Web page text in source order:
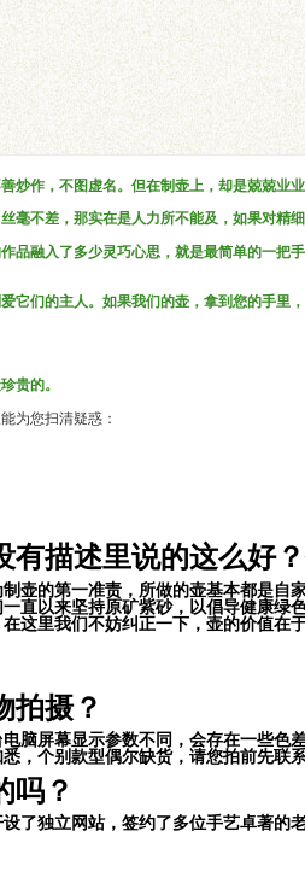
炒作，不图虚名。但在制壶上，却是兢兢业业
毫不差，那实在是人力所不能及，如果对精
品融入了多少灵巧心思，就是最简单的一把
它们的主人。如果我们的壶，拿到您的手里
贵的。
为您扫清疑惑：
有描述里说的这么好
壶的第一准责，所做的壶基本都是自
直以来坚持原矿紫砂，以倡导健康绿
这里我们不妨纠正一下，壶的价值
拍摄？
脑屏幕显示参数不同，会存在一些色
，个别款型偶尔缺货，请您拍前先联
吗？
了独立网站，签约了多位手艺卓著